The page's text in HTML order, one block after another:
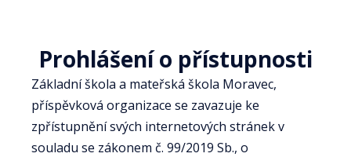
Prohlášení o přístupnosti
Základní škola a mateřská škola Moravec,
příspěvková organizace se zavazuje ke
zpřístupnění svých internetových stránek v
souladu se zákonem č. 99/2019 Sb., o